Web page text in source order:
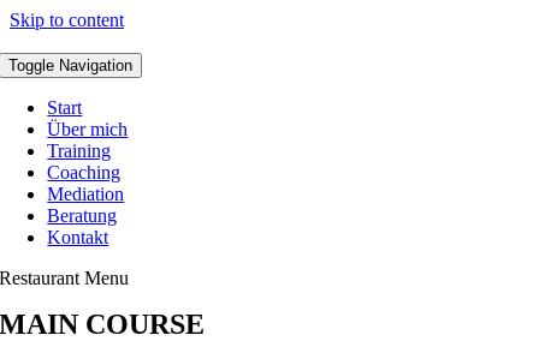
Skip to content
Toggle Navigation
Start
Über mich
Training
Coaching
Mediation
Beratung
Kontakt
Restaurant Menu
MAIN COURSE